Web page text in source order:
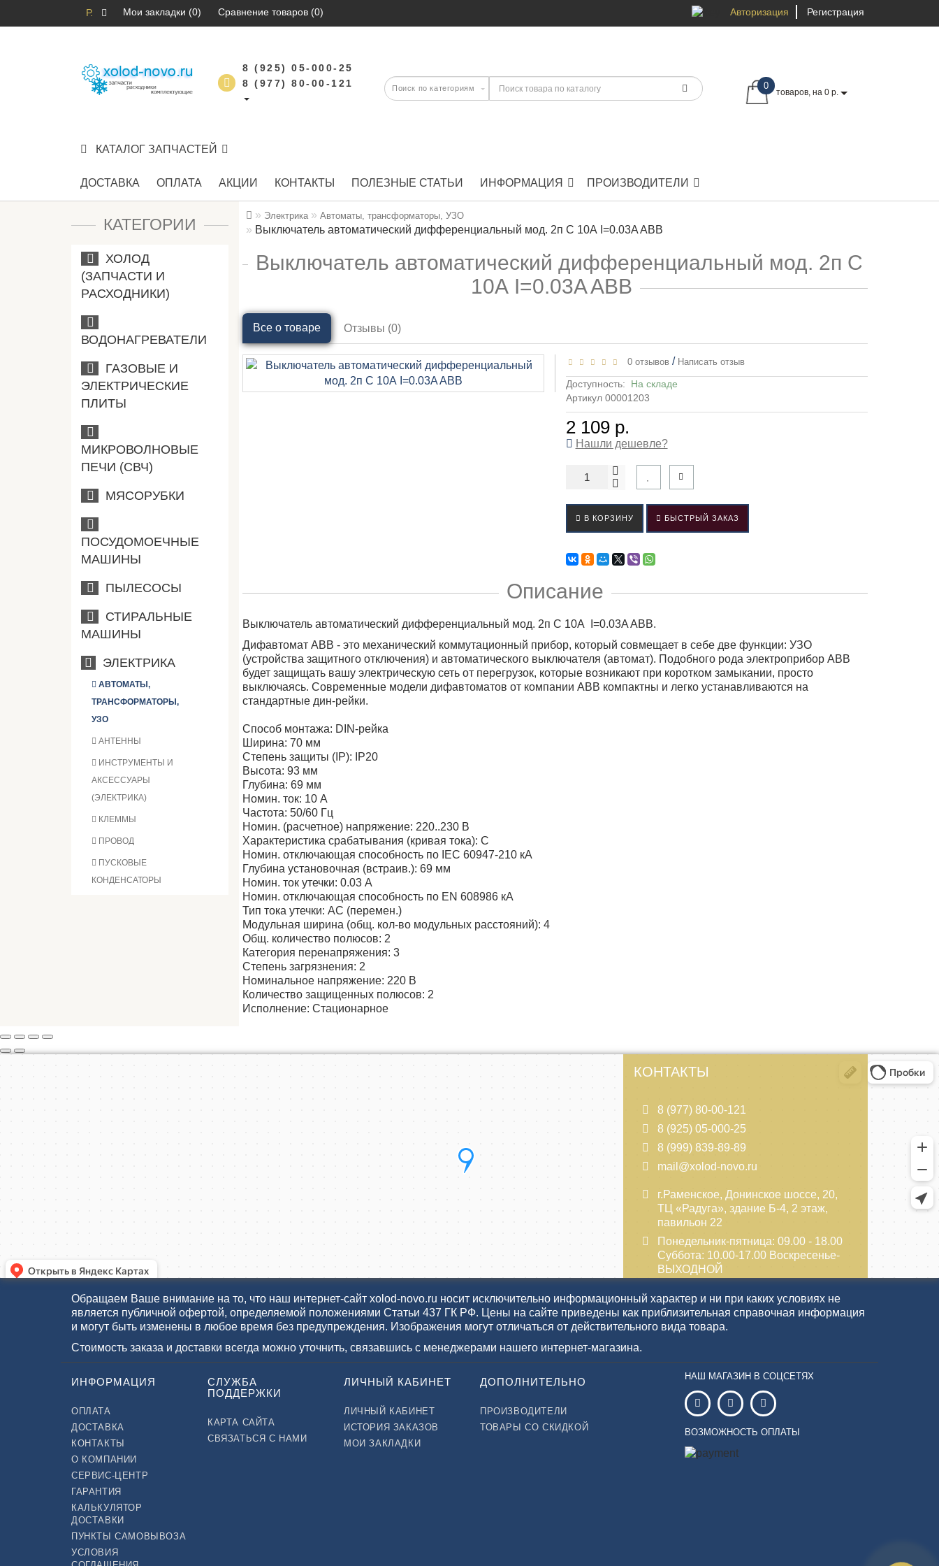
Р. Мои закладки (0) Сравнение товаров (0) Авторизация Регистрация
8 (925) 05-000-25
8 (977) 80-00-121
0
товаров, на 0 р.
КАТАЛОГ ЗАПЧАСТЕЙ
ДОСТАВКА ОПЛАТА АКЦИИ КОНТАКТЫ ПОЛЕЗНЫЕ СТАТЬИ ИНФОРМАЦИЯ ПРОИЗВОДИТЕЛИ
КАТЕГОРИИ
ХОЛОД
(ЗАПЧАСТИ И
РАСХОДНИКИ)
ВОДОНАГРЕВАТЕЛИ
ГАЗОВЫЕ И
ЭЛЕКТРИЧЕСКИЕ
ПЛИТЫ
МИКРОВОЛНОВЫЕ
ПЕЧИ (СВЧ)
МЯСОРУБКИ
ПОСУДОМОЕЧНЫЕ
МАШИНЫ
ПЫЛЕСОСЫ
СТИРАЛЬНЫЕ
МАШИНЫ
ЭЛЕКТРИКА
АВТОМАТЫ,
ТРАНСФОРМАТОРЫ,
УЗО
АНТЕННЫ
ИНСТРУМЕНТЫ И
АКСЕССУАРЫ
(ЭЛЕКТРИКА)
КЛЕММЫ
ПРОВОД
ПУСКОВЫЕ
КОНДЕНСАТОРЫ
Электрика Автоматы, трансформаторы, УЗО
Выключатель автоматический дифференциальный мод. 2п C 10А I=0.03A ABB
Выключатель автоматический дифференциальный мод. 2п C
10А I=0.03A ABB
Все о товаре Отзывы (0)
0 отзывов / Написать отзыв
Доступность: На складе
Артикул 00001203
2 109 р.
Нашли дешевле?
В КОРЗИНУ БЫСТРЫЙ ЗАКАЗ
Описание
Выключатель автоматический дифференциальный мод. 2п C 10А I=0.03A ABB.
Дифавтомат АВВ - это механический коммутационный прибор, который совмещает в себе две функции: УЗО
(устройства защитного отключения) и автоматического выключателя (автомат). Подобного рода электроприбор ABB
будет защищать вашу электрическую сеть от перегрузок, которые возникают при коротком замыкании, просто
выключаясь. Современные модели дифавтоматов от компании ABB компактны и легко устанавливаются на
стандартные дин-рейки.
Способ монтажа: DIN-рейка
Ширина: 70 мм
Степень защиты (IP): IP20
Высота: 93 мм
Глубина: 69 мм
Номин. ток: 10 А
Частота: 50/60 Гц
Номин. (расчетное) напряжение: 220..230 В
Характеристика срабатывания (кривая тока): C
Номин. отключающая способность по IEC 60947-210 кА
Глубина установочная (встраив.): 69 мм
Номин. ток утечки: 0.03 А
Номин. отключающая способность по EN 608986 кА
Тип тока утечки: AC (перемен.)
Модульная ширина (общ. кол-во модульных расстояний): 4
Общ. количество полюсов: 2
Категория перенапряжения: 3
Степень загрязнения: 2
Номинальное напряжение: 220 В
Количество защищенных полюсов: 2
Исполнение: Стационарное
КОНТАКТЫ
8 (977) 80-00-121
8 (925) 05-000-25
8 (999) 839-89-89
mail@xolod-novo.ru
г.Раменское, Донинское шоссе, 20,
ТЦ «Радуга», здание Б-4, 2 этаж,
павильон 22
Понедельник-пятница: 09.00 - 18.00
Суббота: 10.00-17.00 Воскресенье-
ВЫХОДНОЙ
Обращаем Ваше внимание на то, что наш интернет-сайт xolod-novo.ru носит исключительно информационный характер и ни при каких условиях не
является публичной офертой, определяемой положениями Статьи 437 ГК РФ. Цены на сайте приведены как приблизительная справочная информация
и могут быть изменены в любое время без предупреждения. Изображения могут отличаться от действительного вида товара.
Стоимость заказа и доставки всегда можно уточнить, связавшись с менеджерами нашего интернет-магазина.
ИНФОРМАЦИЯ
ОПЛАТА
ДОСТАВКА
КОНТАКТЫ
О КОМПАНИИ
СЕРВИС-ЦЕНТР
ГАРАНТИЯ
КАЛЬКУЛЯТОР
ДОСТАВКИ
ПУНКТЫ САМОВЫВОЗА
УСЛОВИЯ
СЛУЖБА
ПОДДЕРЖКИ
КАРТА САЙТА
СВЯЗАТЬСЯ С НАМИ
ЛИЧНЫЙ КАБИНЕТ
ЛИЧНЫЙ КАБИНЕТ
ИСТОРИЯ ЗАКАЗОВ
МОИ ЗАКЛАДКИ
ДОПОЛНИТЕЛЬНО
ПРОИЗВОДИТЕЛИ
ТОВАРЫ СО СКИДКОЙ
НАШ МАГАЗИН В СОЦСЕТЯХ
ВОЗМОЖНОСТЬ ОПЛАТЫ